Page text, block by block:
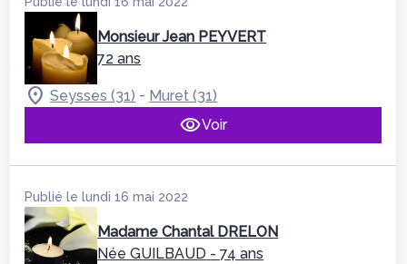
Monsieur Jean PEYVERT
72 ans
Seysses (31) - Muret (31)
Voir
Publié le lundi 16 mai 2022
Madame Chantal DRELON
Née GUILBAUD - 74 ans